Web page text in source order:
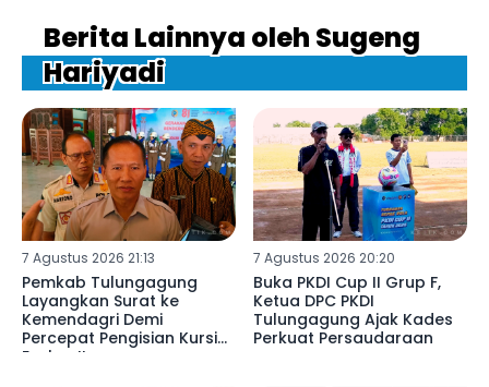
Berita Lainnya oleh Sugeng
Hariyadi
7 Agustus 2026 21:13
Pemkab Tulungagung
Layangkan Surat ke
Kemendagri Demi
Percepat Pengisian Kursi
Eselon II
7 Agustus 2026 20:20
Buka PKDI Cup II Grup F,
Ketua DPC PKDI
Tulungagung Ajak Kades
Perkuat Persaudaraan